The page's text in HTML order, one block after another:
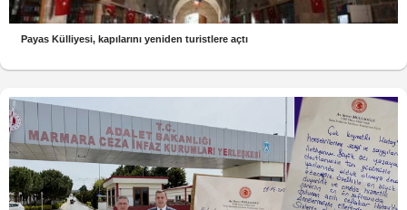
Payas Külliyesi, kapılarını yeniden turistlere açtı